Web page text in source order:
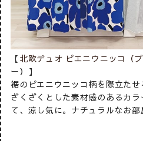
【 北欧デュオ ピエニウニッコ（
ー）】
裾のピエニウニッコ柄を際立た
ざくざくとした素材感のあるカ
て、涼し気に。ナチュラルなお部